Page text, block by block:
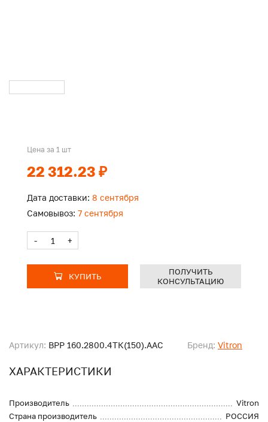
Артикул: ВРР 160.2800.4ТК(150).ААС Бренд: Vitron
ХАРАКТЕРИСТИКИ
Производитель
Vitron
Страна производитель
РОССИЯ
Цена за 1 шт
22 312.23 ₽
Дата доставки: 8 сентября
Самовывоз: 7 сентября
- +
КУПИТЬ
ПОЛУЧИТЬ
КОНСУЛЬТАЦИЮ